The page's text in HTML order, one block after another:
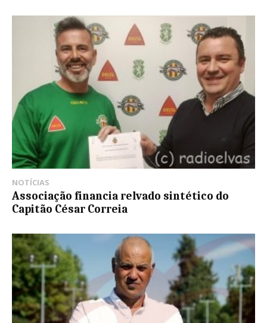
NOTÍCIAS
Associação financia relvado sintético do
Capitão César Correia